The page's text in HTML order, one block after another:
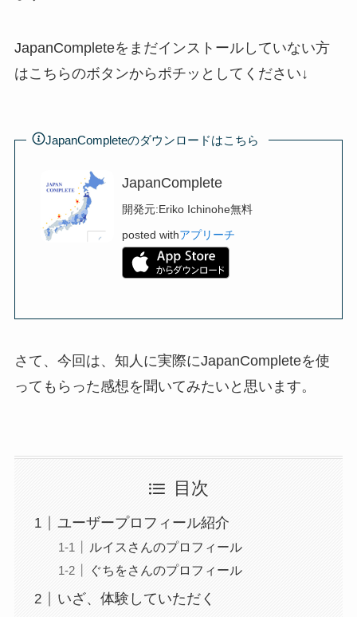
JapanCompleteをまだインストールしていない方
はこちらのボタンからポチッとしてください↓
JapanCompleteのダウンロードはこちら
JapanComplete
開発元:Eriko Ichinohe無料
posted withアプリーチ
さて、今回は、知人に実際にJapanCompleteを使
ってもらった感想を聞いてみたいと思います。
目次
ユーザープロフィール紹介
ルイスさんのプロフィール
ぐちをさんのプロフィール
いざ、体験していただく